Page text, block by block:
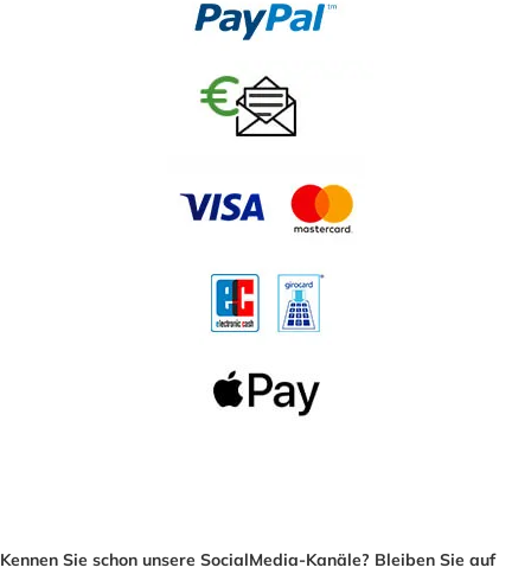
Kennen Sie schon unsere SocialMedia-Kanäle? Bleiben Sie auf